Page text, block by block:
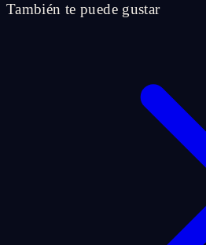
También te puede gustar